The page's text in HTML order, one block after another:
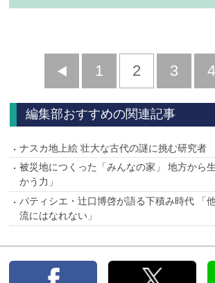
前
へ
1 2 3 4
編集部おすすめの関連記事
ナスカ地上絵 壮大な古代の謎に挑む研究者
被災地につくった「みんなの家」 地方から
かう力」
パティシエ・辻口博啓が語る下積み時代 「
流にはなれない」